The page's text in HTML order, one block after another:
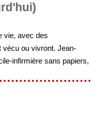
vie, avec des
vécu ou vivront. Jean-
infirmière sans papiers,